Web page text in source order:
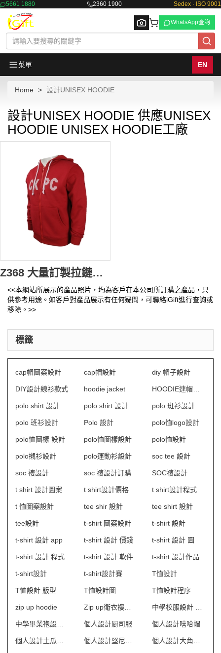
5661 1880 2360 1900 Sedex · ISO 9001
WhatsApp查詢
菜單 EN
Home 設計UNISEX HOODIE
設計UNISEX HOODIE 供應UNISEX
HOODIE UNISEX HOODIE工廠
Z368 大量訂製拉鏈款衛衣 設計帶帽衛衣 UNISEX HOODIE 自製logo印花衛衣 澳門大學 衛衣專營店
<<本網站所展示的產品照片，均為客戶在本公司所訂購之產品，只
供參考用途。如客戶對產品展示有任何疑問，可聯絡iGift進行查詢或
移除。>>
標籤
cap帽圖案設計 cap帽設計 diy 帽子設計
DIY設計線衫款式 hoodie jacket
polo shirt 設計 polo shirt 設計 polo 班衫設計
polo 班衫設計 Polo 設計 polo恤logo設計
polo恤圖樣 設計 polo恤圖樣設計 polo恤設計
polo襯衫設計 polo運動衫設計 soc tee 設計
soc 褸設計 soc 褸設計訂購 SOC褸設計
t shirt 設計圖案 t shirt設計價格 t shirt設計程式
t 恤圖案設計 tee shir 設計 tee shirt 設計
tee設計 t-shirt 圖案設計 t-shirt 設計
t-shirt 設計 app t-shirt 設計 價錢 t-shirt 設計 圖
t-shirt 設計 程式 t-shirt 設計 軟件 t-shirt 設計作品
t-shirt設計 t-shirt設計賽 T恤設計
T恤設計 版型 T恤設計圖 T恤設計程序
zip up hoodie Zip up衛衣褸設計
個人設計厨司服 個人設計嘻哈帽